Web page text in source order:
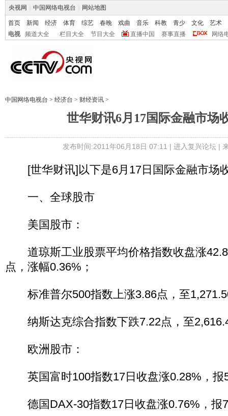
央视网 中国网络电视台 网站地图
首页 新闻 经济 体育 综艺 春晚 戏曲 音乐 科教 青少 文化
艺术
电视
频道大全 栏目大全 节目大全 直播中国 赛事直播 网络
中国网络电视台 > 经济台 > 财经资讯 >
世华财讯6月17国际金融市场
发布时间:2011年06月18日 07:11 | 进入复兴论坛|
[世华财讯]以下是6月17日国际金融市场
一、全球股市
美国股市：
道琼斯工业股票平均价格指数收盘涨
点，涨幅0.36%；
标准普尔500指数上涨3.86点，至
纳斯达克综合指数下跌7.22点，至
欧洲股市：
英国富时100指数17日收盘涨0.28%，报
德国DAX-30指数17日收盘涨0.76%，报